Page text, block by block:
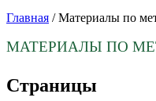
Главная / Материалы по
МАТЕРИАЛЫ ПО
Страницы